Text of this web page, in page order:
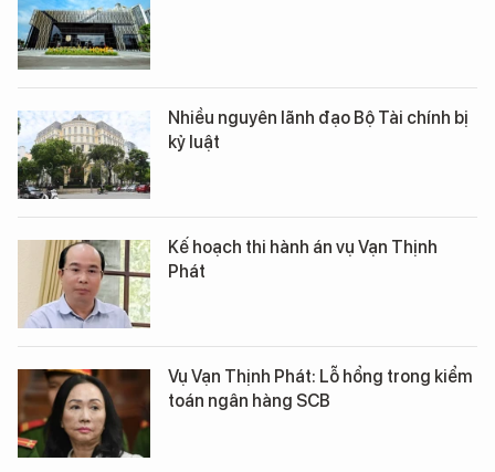
Nhiều nguyên lãnh đạo Bộ Tài chính bị
kỷ luật
Kế hoạch thi hành án vụ Vạn Thịnh
Phát
Vụ Vạn Thịnh Phát: Lỗ hổng trong kiểm
toán ngân hàng SCB